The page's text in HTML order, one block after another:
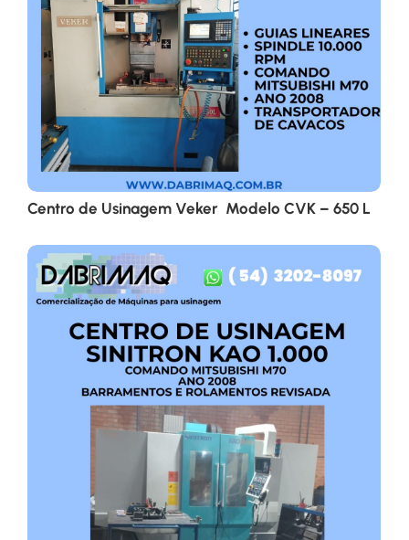
Centro de Usinagem Veker Modelo CVK – 650 L